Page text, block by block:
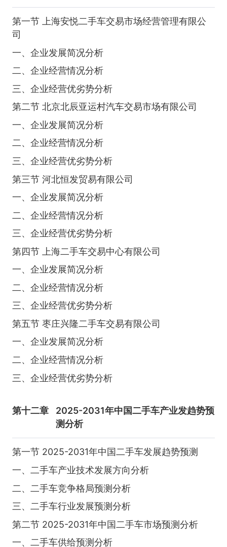
第一节 上海安悦二手车交易市场经营管理有限公
司
一、企业发展简况分析
二、企业经营情况分析
三、企业经营优劣势分析
第二节 北京北辰亚运村汽车交易市场有限公司
一、企业发展简况分析
二、企业经营情况分析
三、企业经营优劣势分析
第三节 河北恒发贸易有限公司
一、企业发展简况分析
二、企业经营情况分析
三、企业经营优劣势分析
第四节 上海二手车交易中心有限公司
一、企业发展简况分析
二、企业经营情况分析
三、企业经营优劣势分析
第五节 枣庄兴隆二手车交易有限公司
一、企业发展简况分析
二、企业经营情况分析
三、企业经营优劣势分析
第十二章
2025-2031年中国二手车产业发趋势预
测分析
第一节 2025-2031年中国二手车发展趋势预测
一、二手车产业技术发展方向分析
二、二手车竞争格局预测分析
三、二手车行业发展预测分析
第二节 2025-2031年中国二手车市场预测分析
一、二手车供给预测分析